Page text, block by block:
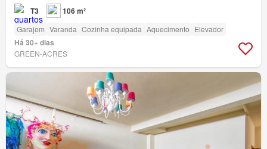
T3 106 m²
Garajem Varanda Cozinha equipada Aquecimento Elevador
Há 30+ dias
GREEN-ACRES